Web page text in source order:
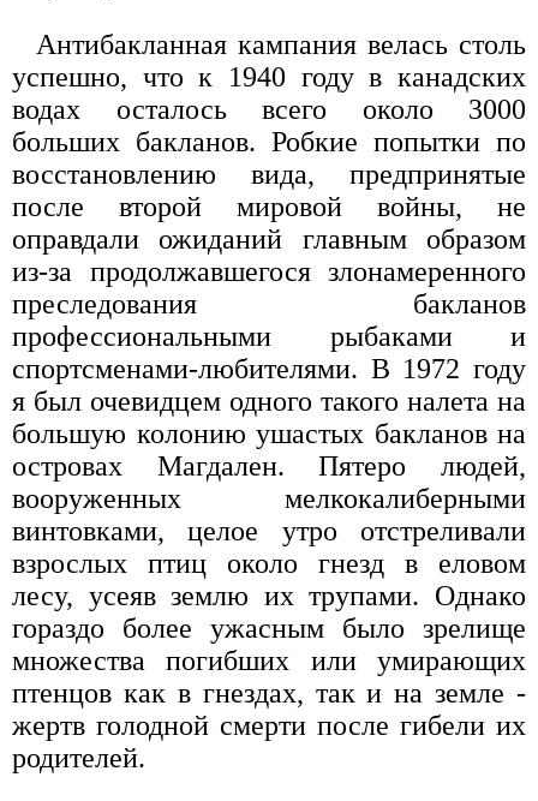
Антибакланная кампания велась столь
успешно, что к 1940 году в канадских
водах осталось всего около 3000
больших бакланов. Робкие попытки по
восстановлению вида, предпринятые
после второй мировой войны, не
оправдали ожиданий главным образом
из-за продолжавшегося злонамеренного
преследования бакланов
профессиональными рыбаками и
спортсменами-любителями. В 1972 году
я был очевидцем одного такого налета на
большую колонию ушастых бакланов на
островах Магдален. Пятеро людей,
вооруженных мелкокалиберными
винтовками, целое утро отстреливали
взрослых птиц около гнезд в еловом
лесу, усеяв землю их трупами. Однако
гораздо более ужасным было зрелище
множества погибших или умирающих
птенцов как в гнездах, так и на земле -
жертв голодной смерти после гибели их
родителей.